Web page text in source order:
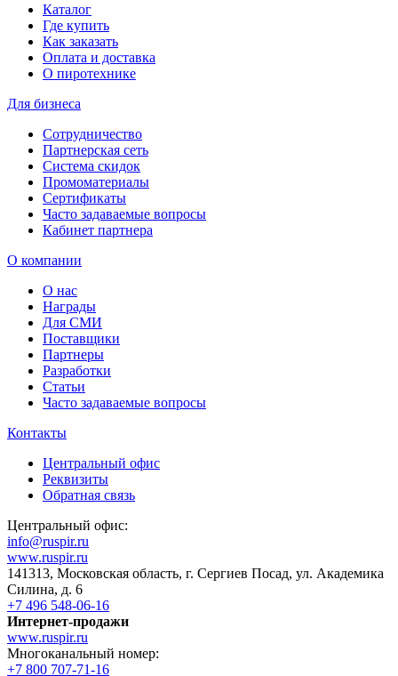
Каталог
Где купить
Как заказать
Оплата и доставка
О пиротехнике
Для бизнеса
Сотрудничество
Партнерская сеть
Система скидок
Промоматериалы
Сертификаты
Часто задаваемые вопросы
Кабинет партнера
О компании
О нас
Награды
Для СМИ
Поставщики
Партнеры
Разработки
Статьи
Часто задаваемые вопросы
Контакты
Центральный офис
Реквизиты
Обратная связь
Центральный офис:
info@ruspir.ru
www.ruspir.ru
141313, Московская область, г. Сергиев Посад, ул. Академика
Силина, д. 6
+7 496 548-06-16
Интернет-продажи
www.ruspir.ru
Многоканальный номер:
+7 800 707-71-16